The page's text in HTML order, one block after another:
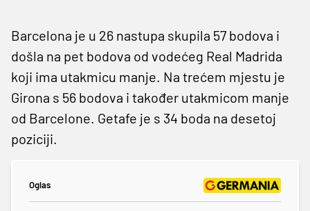
Barcelona je u 26 nastupa skupila 57 bodova i
došla na pet bodova od vodećeg Real Madrida
koji ima utakmicu manje. Na trećem mjestu je
Girona s 56 bodova i također utakmicom manje
od Barcelone. Getafe je s 34 boda na desetoj
poziciji.
Oglas